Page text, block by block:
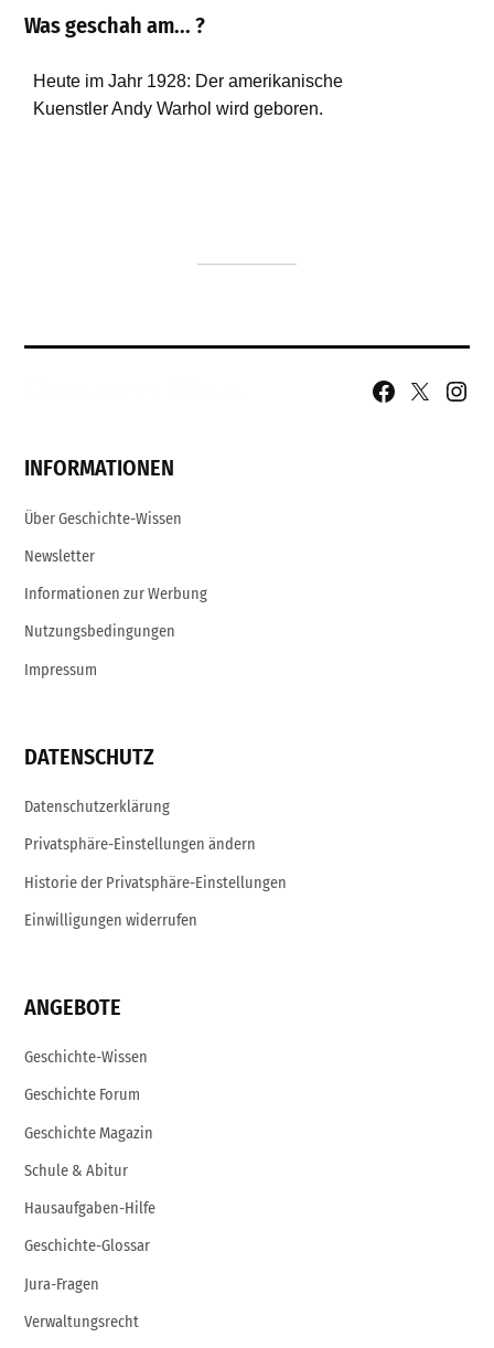
Was geschah am... ?
Facebook
X
INFORMATIONEN
Über Geschichte-Wissen
Newsletter
Informationen zur Werbung
Nutzungsbedingungen
Impressum
DATENSCHUTZ
Datenschutzerklärung
Privatsphäre-Einstellungen ändern
Historie der Privatsphäre-Einstellungen
Einwilligungen widerrufen
ANGEBOTE
Geschichte-Wissen
Geschichte Forum
Geschichte Magazin
Schule & Abitur
Hausaufgaben-Hilfe
Geschichte-Glossar
Jura-Fragen
Verwaltungsrecht